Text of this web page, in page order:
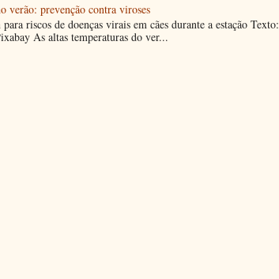
verão: prevenção contra viroses
riscos de doenças virais em cães durante a estação Texto:
As altas temperaturas do ver...